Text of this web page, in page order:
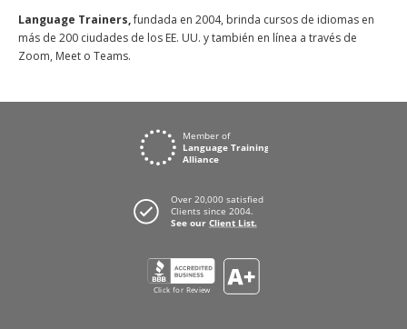
Language Trainers,fundada en 2004, brinda cursos de idiomas en
más de 200 ciudades de los EE. UU. y también en línea a través de
Zoom, Meet o Teams.